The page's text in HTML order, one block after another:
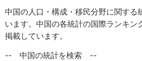
中国の人口・構成・移民分野に関する
います。中国の各統計の国際ランキン
掲載しています。
-- 中国の統計を検索 --